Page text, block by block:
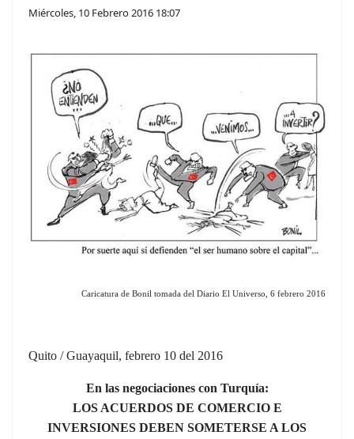
Miércoles, 10 Febrero 2016 18:07
Caricatura de Bonil tomada del Diario El Universo, 6 febrero 2016
Quito / Guayaquil, febrero 10 del 2016
En las negociaciones con Turquía:
LOS ACUERDOS DE COMERCIO E
INVERSIONES DEBEN SOMETERSE A LOS